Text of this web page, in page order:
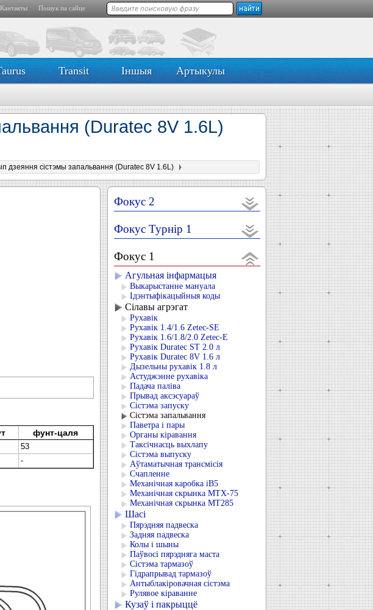
Кантакты Пошук па сайце
Transit Іншыя Артыкулы
(Duratec 8V 1.6L)
дзеяння сістэмы запальвання (Duratec 8V 1.6L)
фунт-цаля
53
-
Фокус 2
Фокус Турнір 1
Фокус 1
Агульная інфармацыя
Выкарыстанне мануала
Ідэнтыфікацыйныя коды
Сілавы агрэгат
Рухавік
Рухавік 1.4/1.6 Zetec-SE
Рухавік 1.6/1.8/2.0 Zetec-E
Рухавік Duratec ST 2.0 л
Рухавік Duratec 8V 1.6 л
Дызельны рухавік 1.8 л
Астуджэнне рухавіка
Падача паліва
Прывад аксэсуараў
Сістэма запуску
Сістэма запальвання
Паветра і пары
Органы кіравання
Таксічнасць выхлапу
Сістэма выпуску
Аўтаматычная трансмісія
Счапленне
Механічная каробка iB5
Механічная скрынка MTX-75
Механічная скрынка MT285
Шасі
Пярэдняя падвеска
Задняя падвеска
Колы і шыны
Паўвосі пярэдняга маста
Сістэма тармазоў
Гідрапрывад тармазоў
Антыблакіровачная сістэма
Рулявое кіраванне
Кузаў і пакрыццё